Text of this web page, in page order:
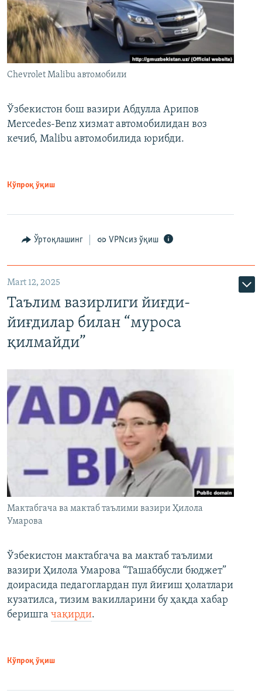
Chevrolet Malibu автомобили
Ўзбекистон бош вазири Абдулла Арипов
Mercedes-Benz хизмат автомобилидан воз
кечиб, Malibu автомобилида юрибди.
Кўпроқ ўқиш
Ўртоқлашинг VPNсиз ўқиш
Mart 12, 2025
Таълим вазирлиги йиғди-
йиғдилар билан “муроса
қилмайди”
Мактабгача ва мактаб таълими вазири Ҳилола
Умарова
Ўзбекистон мактабгача ва мактаб таълими
вазири Ҳилола Умарова “Ташаббусли бюджет”
доирасида педагоглардан пул йиғиш ҳолатлари
кузатилса, тизим вакилларини бу ҳақда хабар
беришга чақирди.
Кўпроқ ўқиш